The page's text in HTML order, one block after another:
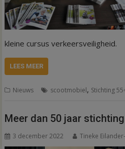
kleine cursus verkeersveiligheid.
LEES MEER
Nieuws scootmobiel, Stichting
Meer dan 50 jaar
3 december 2022 Tineke